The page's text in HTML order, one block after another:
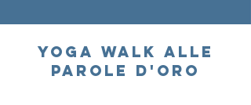
YOGA WALK ALLE
PAROLE D'ORO